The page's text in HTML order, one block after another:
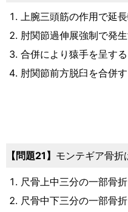
上腕三頭筋の作用で延
肘関節過伸展強制で発
合併により猿手を呈する
肘関節前方脱臼を合併
問題21 モンテギア骨折
尺骨上中三分の一部骨
尺骨中下三分の一部骨